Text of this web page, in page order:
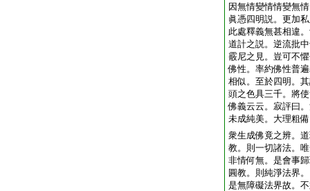
因無情變情情變無
眞憑四明説。更加
此處釋義無甚相違
道計之説。逆流批
霰尼之見。豈可不
佛性。率約佛性普
相似。至於四明。
頭之色具三千。將
佛義云云。寂評曰
未成純美。大理粗
衆生成佛竟之辨。
教。則一切諸法。
非情何無。是會事
圓教。則純淨法界
是無障礙法界故。